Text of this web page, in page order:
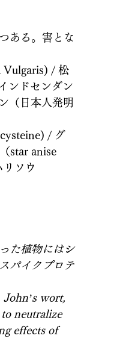
ある。害とな
Vulgaris) / 松
ンドセンダン
（日本人発明
/ グ
star anise
ソウ
た植物にはシ
パイクプロテ
wort,
neutralize
effects of